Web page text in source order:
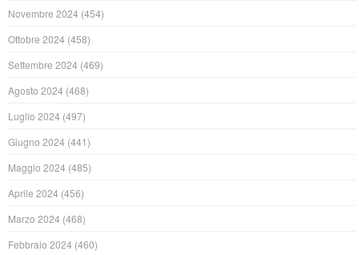
Novembre 2024 (454)
Ottobre 2024 (458)
Settembre 2024 (469)
Agosto 2024 (468)
Luglio 2024 (497)
Giugno 2024 (441)
Maggio 2024 (485)
Aprile 2024 (456)
Marzo 2024 (468)
Febbraio 2024 (460)